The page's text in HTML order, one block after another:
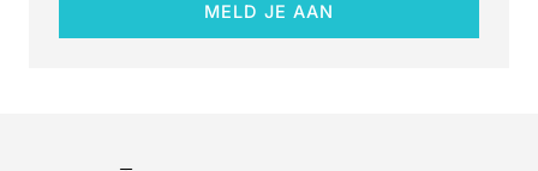
MELD JE AAN